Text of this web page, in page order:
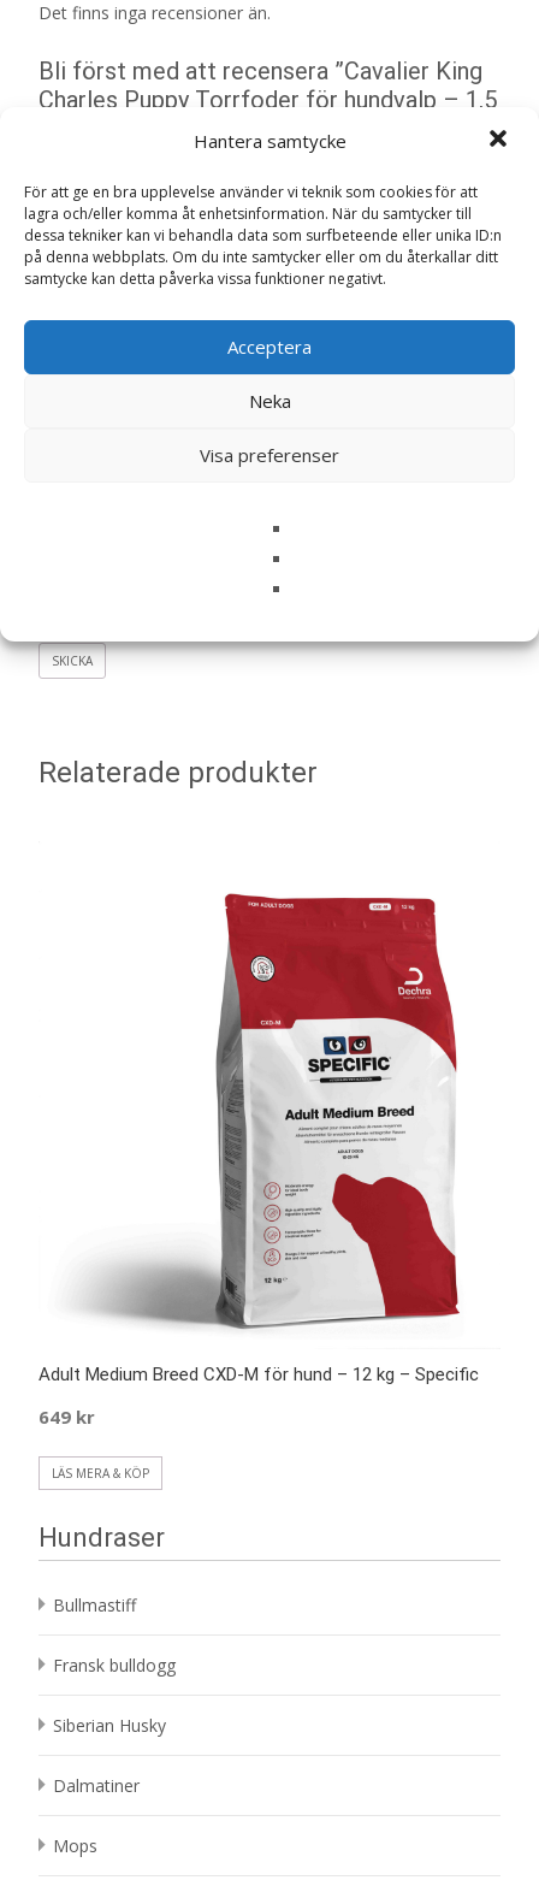
Hantera samtycke
För att ge en bra upplevelse använder vi teknik som cookies för att
lagra och/eller komma åt enhetsinformation. När du samtycker till
dessa tekniker kan vi behandla data som surfbeteende eller unika ID:n
på denna webbplats. Om du inte samtycker eller om du återkallar ditt
samtycke kan detta påverka vissa funktioner negativt.
Acceptera
Neka
Visa preferenser
Det finns inga recensioner än.
Bli först med att recensera ”Cavalier King
Charles Puppy Torrfoder för hundvalp – 1,5
kg – Royal Canin”
Din e-postadress kommer inte publiceras.
är märkta*
Ditt betyg*
Spara mitt namn, min e-postadress och webbplats i
denna webbläsare till nästa gång jag skriver en
Relaterade produkter
Adult Medium Breed CXD-M för hund – 12 kg – Specific
649 kr
LÄS MERA & KÖP
Hundraser
Bullmastiff
Fransk bulldogg
Siberian Husky
Dalmatiner
Mops